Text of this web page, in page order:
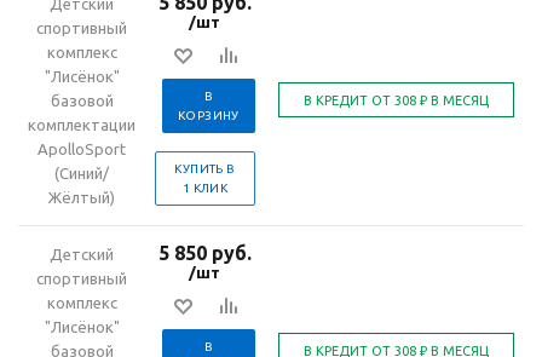
Детский
спортивный
комплекс
"Лисёнок"
базовой
комплектации
ApolloSport
(Синий/
Жёлтый)
/шт
В
КОРЗИНУ
КУПИТЬ В
1 КЛИК
Детский
спортивный
комплекс
"Лисёнок"
базовой
5 850 руб.
/шт
В